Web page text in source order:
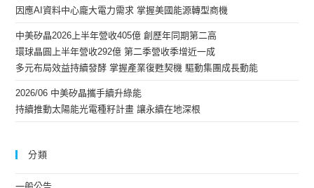
因應AI資料中心龐大電力需求 掌握美國能源轉型商機
中美矽晶2026上半年營收405億 創歷年同期第二高
環球晶圓上半年營收292億 第二季營收季增近一成
多元布局效益持續發酵 掌握產業復甦契機 驅動集團成長動能
2026/06 中美矽晶攜手續升綠能
持續推動太陽能光電種籽計畫 讓永續在地深根
分類